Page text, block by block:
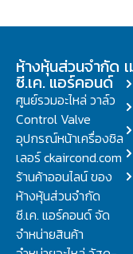
ห้างหุ้นส่วนจำกัด
ซี.เค. แอร์คอนด์
ศูนย์รวมอะไหล่ วาล์ว
Control Valve
อุปกรณ์หน้าเครื่องชิล
เลอร์ ckaircond.com
ร้านค้าออนไลน์ ของ
ห้างหุ้นส่วนจำกัด
ซี.เค. แอร์คอนด์ จัด
จำหน่ายสินค้า